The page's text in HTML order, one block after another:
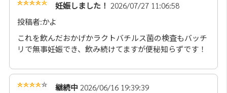
妊娠しました！ 2026/07/27 11:06:58
投稿者:かよ
これを飲んだおかげかラクトバチルス菌の検査もバッチ
リで無事妊娠でき、飲み続けてますが便秘知らずです！
継続中 2026/06/16 19:39:39